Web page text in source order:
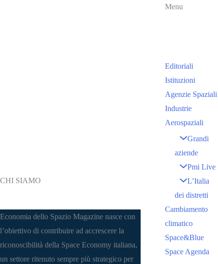
CHI SIAMO
Economia dello Spazio Magazine nasce con
l’obiettivo di contribuire ad accrescere la
riconoscibilità della Space Economy italiana,
un settore ritenuto sempre più strategico per
Menu
Editoriali
Istituzioni
Agenzie Spaziali
Industrie
Aerospaziali
Grandi
aziende
Pmi Live
L’Italia
dei distretti
Cambiamento
climatico
Space&Blue
Space Agenda